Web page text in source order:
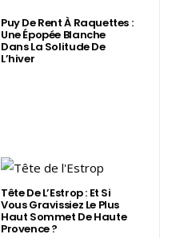
Puy De Rent À Raquettes :
Une Épopée Blanche
Dans La Solitude De
L’hiver
Tête De L’Estrop : Et Si
Vous Gravissiez Le Plus
Haut Sommet De Haute
Provence ?